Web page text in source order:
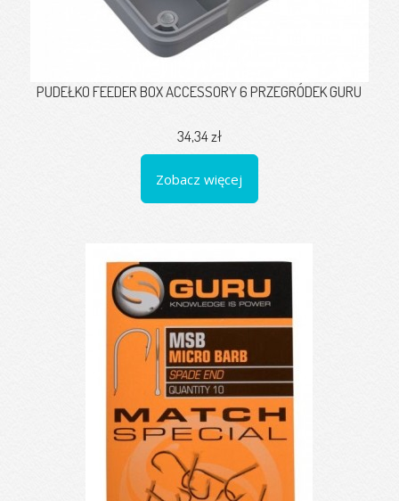
PUDEŁKO FEEDER BOX ACCESSORY 6 PRZEGRÓDEK GURU
34,34 zł
Zobacz więcej